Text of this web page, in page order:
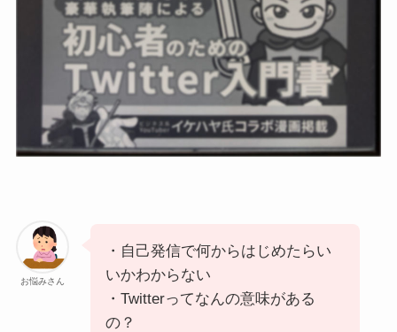
お悩みさん
・自己発信で何からはじめたらい
いかわからない
・Twitterってなんの意味がある
の？